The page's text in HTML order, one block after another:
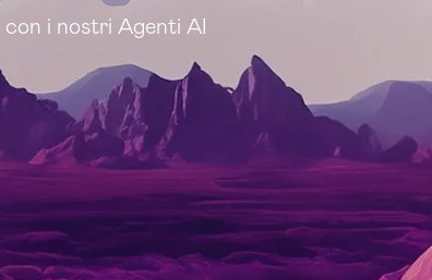
con i nostri Agenti AI